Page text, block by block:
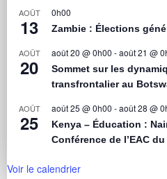
AOÛT
13
0h00
Zambie : Élections
AOÛT
20
août 20 @ 0h00 -août 21 @
Sommet sur les
transfrontalier au
AOÛT
25
août 25 @ 0h00 -août 28 @
Kenya – Éducation :
Conférence de l’EAC
Voir le calendrier